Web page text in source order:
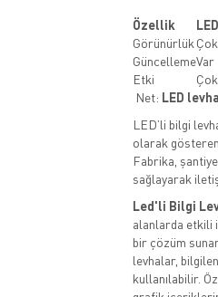
Özellik
Görünürlük
GüncellemeVar
Etki
Net: LED
LED’li bilgi
olarak gösteren
Fabrika,
sağlayarak
Led'li Bilgi
alanlarda etkili
bir çözüm
levhalar,
kullanılabilir.